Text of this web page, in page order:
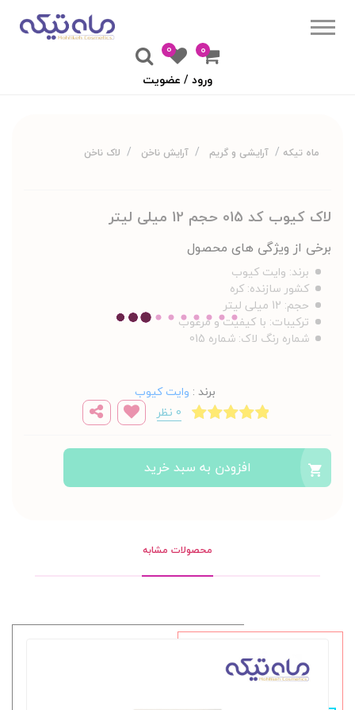
۰
0
ورود / عضویت
ماه تیکه آرایشی و گریم آرایش ناخن لاک ناخن
لاک کیوب کد 015 حجم 12 میلی لیتر
برخی از ویژگی های محصول
برند: وایت کیوب
کشور سازنده: کره
حجم: 12 میلی لیتر
ترکیبات: با کیفیت و مرغوب
شماره رنگ لاک: شماره 015
برند : وایت کیوب
0 نظر
افزودن به سبد خرید
محصولات مشابه